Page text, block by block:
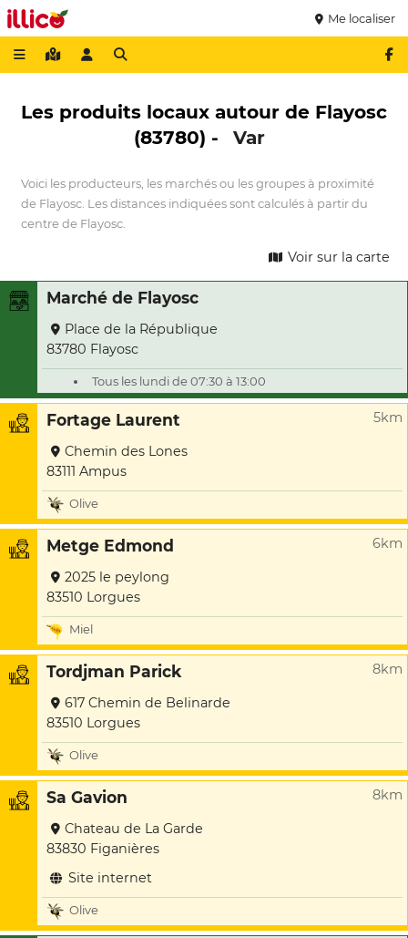
Me localiser
Les produits locaux autour de Flayosc
(83780) -
Var
Voici les producteurs, les marchés ou les groupes à proximité
de Flayosc. Les distances indiquées sont calculés à partir du
centre de Flayosc.
Voir sur la carte
Marché de Flayosc
Place de la République
83780 Flayosc
Tous les lundi de 07:30 à 13:00
Fortage Laurent 5km
Chemin des Lones
83111 Ampus
Olive
Metge Edmond 6km
2025 le peylong
83510 Lorgues
Miel
Tordjman Parick 8km
617 Chemin de Belinarde
83510 Lorgues
Olive
Sa Gavion 8km
Chateau de La Garde
83830 Figanières
Site internet
Olive